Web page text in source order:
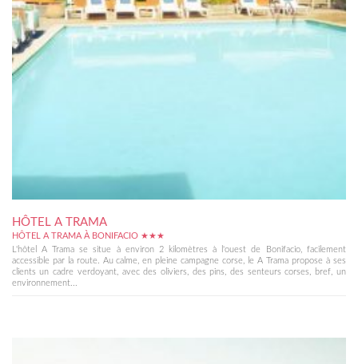
HÔTEL A TRAMA
HÔTEL A TRAMA À BONIFACIO ★★★
L'hôtel A Trama se situe à environ 2 kilomètres à l'ouest de Bonifacio, facilement
accessible par la route. Au calme, en pleine campagne corse, le A Trama propose à ses
clients un cadre verdoyant, avec des oliviers, des pins, des senteurs corses, bref, un
environnement...